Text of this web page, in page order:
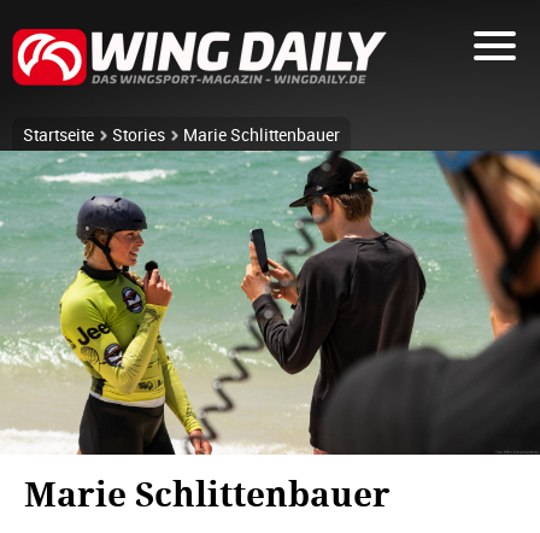
Startseite Stories Marie Schlittenbauer
Marie Schlittenbauer